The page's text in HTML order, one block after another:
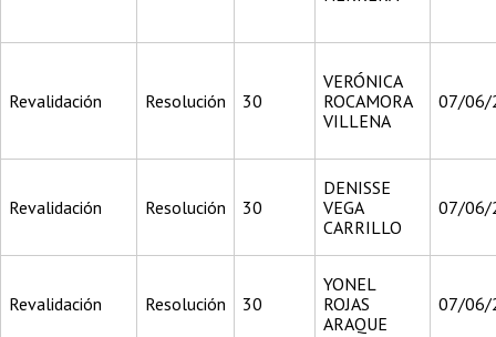
Revalidación Resolución 30
VERÓNICA
ROCAMORA
VILLENA
07/06/
Revalidación Resolución 30
DENISSE
VEGA
CARRILLO
07/06/
Revalidación Resolución 30
YONEL
ROJAS
ARAQUE
07/06/